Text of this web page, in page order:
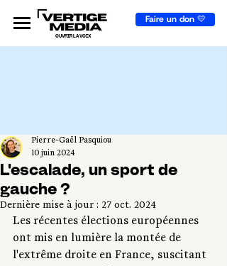
Faire un don 💛
OUVRIR LA VOIX
L'escalade, un sport de
gauche ?
Pierre-Gaël Pasquiou
10 juin 2024
Dernière mise à jour : 27 oct. 2024
Les récentes élections européennes
ont mis en lumière la montée de
l'extrême droite en France, suscitant